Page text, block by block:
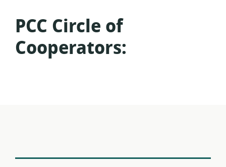
PCC Circle of
Cooperators: